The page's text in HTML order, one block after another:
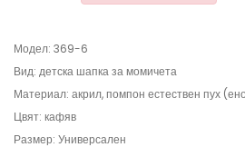
Модел: 369-6
Вид: детска шапка за момичета
Материал: акрил, помпон естествен пух
Цвят: кафяв
Размер: Универсален